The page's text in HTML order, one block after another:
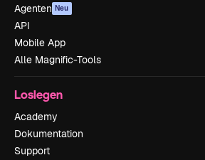
Agenten Neu
API
Mobile App
Alle Magnific-Tools
Loslegen
Academy
Dokumentation
Support